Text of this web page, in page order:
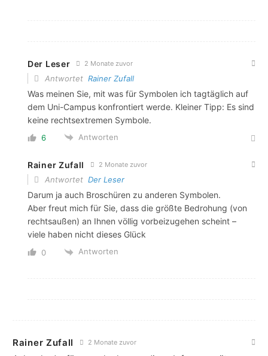
Der Leser 2 Monate zuvor
Antwortet Rainer Zufall
Was meinen Sie, mit was für Symbolen ich tagtäglich auf
dem Uni-Campus konfrontiert werde. Kleiner Tipp: Es sind
keine rechtsextremen Symbole.
6 Antworten
Rainer Zufall 2 Monate zuvor
Antwortet Der Leser
Darum ja auch Broschüren zu anderen Symbolen.
Aber freut mich für Sie, dass die größte Bedrohung (von
rechtsaußen) an Ihnen völlig vorbeizugehen scheint –
viele haben nicht dieses Glück
0 Antworten
Rainer Zufall 2 Monate zuvor